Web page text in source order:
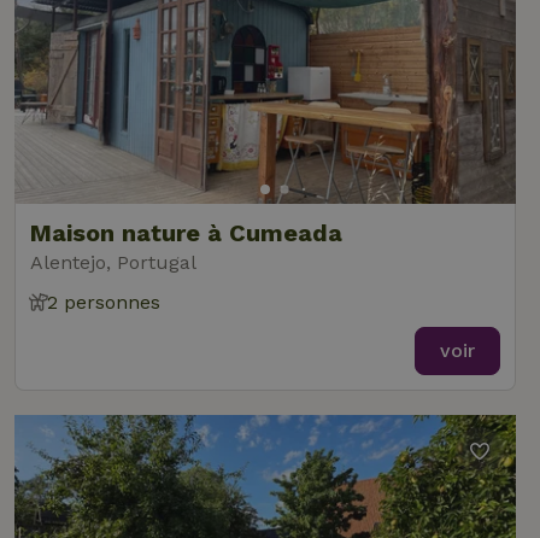
Maison nature à Cumeada
Alentejo, Portugal
2 personnes
voir